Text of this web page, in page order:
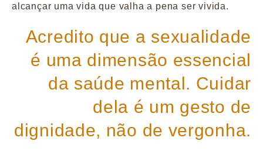
alcançar uma vida que valha a pena ser vivida.
Acredito que a sexualidade
é uma dimensão essencial
da saúde mental. Cuidar
dela é um gesto de
dignidade, não de vergonha.